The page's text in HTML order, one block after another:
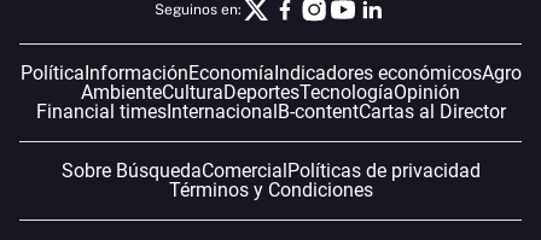
Seguinos en:
PolíticaInformaciónEconomíaIndicadores económicosAgro
AmbienteCulturaDeportesTecnologíaOpinión
Financial timesInternacionalB-contentCartas al Director
Sobre BúsquedaComercialPolíticas de privacidad
Términos y Condiciones